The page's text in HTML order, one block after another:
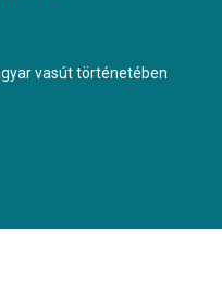
vasút történetében